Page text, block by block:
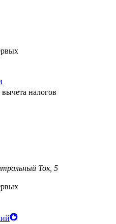
вычета налогов
Ток, 5